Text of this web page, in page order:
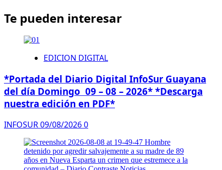
Te pueden interesar
EDICION DIGITAL
*Portada del Diario Digital InfoSur Guayana
del día Domingo 09 – 08 – 2026* *Descarga
nuestra edición en PDF*
INFOSUR09/08/20260